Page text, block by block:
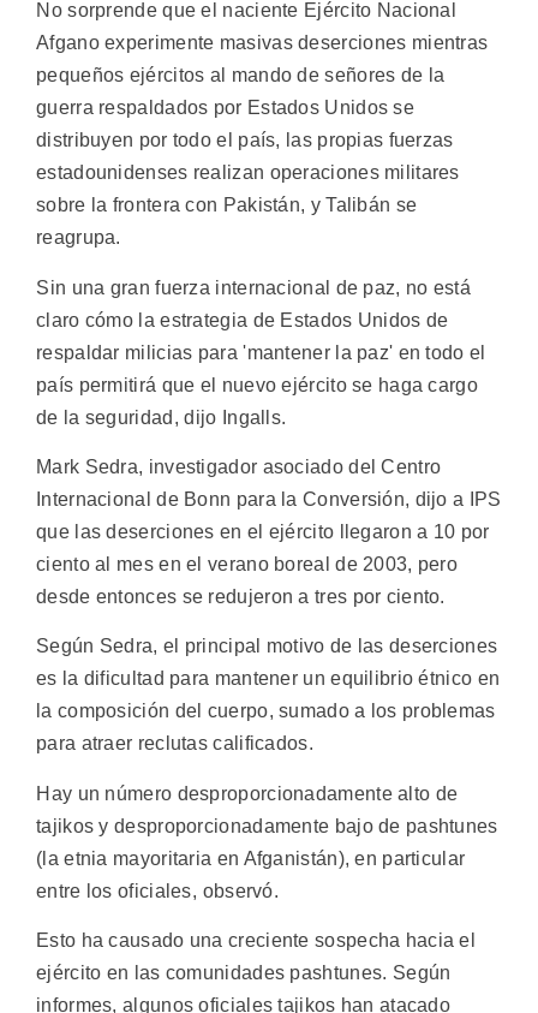
No sorprende que el naciente Ejército Nacional
Afgano experimente masivas deserciones mientras
pequeños ejércitos al mando de señores de la
guerra respaldados por Estados Unidos se
distribuyen por todo el país, las propias fuerzas
estadounidenses realizan operaciones militares
sobre la frontera con Pakistán, y Talibán se
reagrupa.
Sin una gran fuerza internacional de paz, no está
claro cómo la estrategia de Estados Unidos de
respaldar milicias para 'mantener la paz' en todo el
país permitirá que el nuevo ejército se haga cargo
de la seguridad, dijo Ingalls.
Mark Sedra, investigador asociado del Centro
Internacional de Bonn para la Conversión, dijo a IPS
que las deserciones en el ejército llegaron a 10 por
ciento al mes en el verano boreal de 2003, pero
desde entonces se redujeron a tres por ciento.
Según Sedra, el principal motivo de las deserciones
es la dificultad para mantener un equilibrio étnico en
la composición del cuerpo, sumado a los problemas
para atraer reclutas calificados.
Hay un número desproporcionadamente alto de
tajikos y desproporcionadamente bajo de pashtunes
(la etnia mayoritaria en Afganistán), en particular
entre los oficiales, observó.
Esto ha causado una creciente sospecha hacia el
ejército en las comunidades pashtunes. Según
informes, algunos oficiales tajikos han atacado